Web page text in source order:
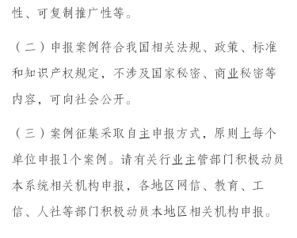
性、可复制推广性等。
（二）申报案例符合我国相关法规、政策、标准
和知识产权规定，不涉及国家秘密、商业秘密等
内容，可向社会公开。
（三）案例征集采取自主申报方式，原则上每个
单位申报1个案例。请有关行业主管部门积极动员
本系统相关机构申报，各地区网信、教育、工
信、人社等部门积极动员本地区相关机构申报。